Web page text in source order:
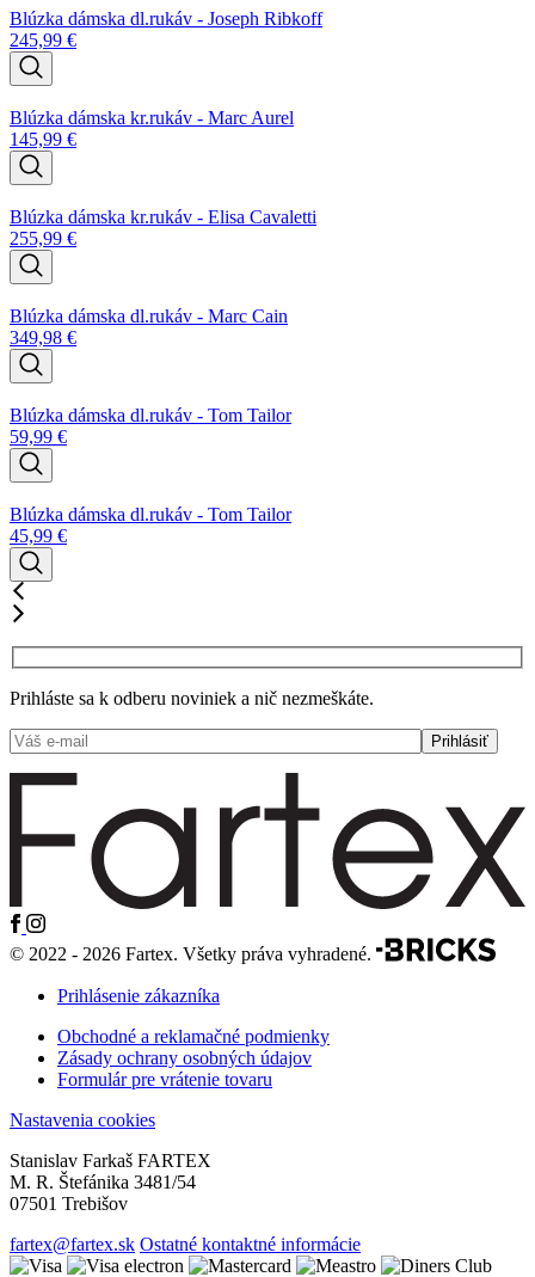
Blúzka dámska dl.rukáv - Joseph Ribkoff
245,99 €
Blúzka dámska kr.rukáv - Marc Aurel
145,99 €
Blúzka dámska kr.rukáv - Elisa Cavaletti
255,99 €
Blúzka dámska dl.rukáv - Marc Cain
349,98 €
Blúzka dámska dl.rukáv - Tom Tailor
59,99 €
Blúzka dámska dl.rukáv - Tom Tailor
45,99 €
Prihláste sa k odberu noviniek a nič nezmeškáte.
© 2022 - 2026 Fartex. Všetky práva vyhradené.
Prihlásenie zákazníka
Obchodné a reklamačné podmienky
Zásady ochrany osobných údajov
Formulár pre vrátenie tovaru
Nastavenia cookies
Stanislav Farkaš FARTEX
M. R. Štefánika 3481/54
07501 Trebišov
fartex@fartex.sk Ostatné kontaktné informácie